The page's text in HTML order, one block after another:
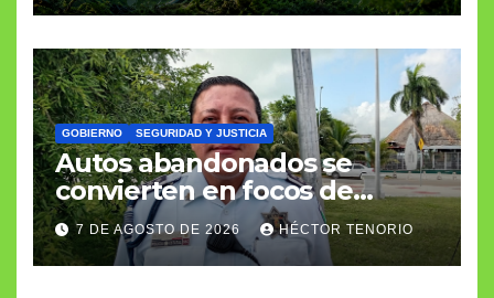
GOBIERNO SEGURIDAD Y JUSTICIA
Autos abandonados se
convierten en focos de
infección e inseguridad
7 DE AGOSTO DE 2026 HÉCTOR TENORIO